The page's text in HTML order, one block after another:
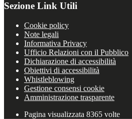
Sezione Link Utili
Cookie policy
Note legali
Informativa Privacy
Ufficio Relazioni con il Pubblico
Dichiarazione di accessibilità
Obiettivi di accessibilità
Whistleblowing
Gestione consensi cookie
Amministrazione trasparente
Pagina visualizzata 8365 volte